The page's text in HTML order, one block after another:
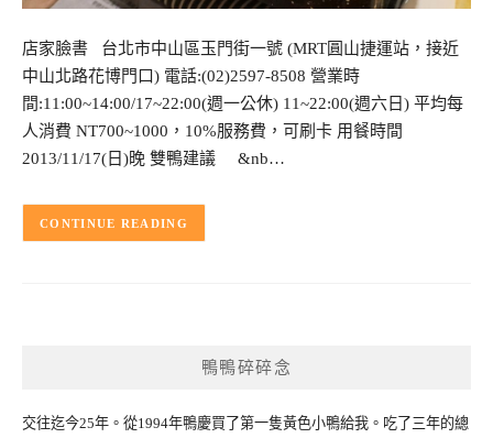
店家臉書 台北市中山區玉門街一號 (MRT圓山捷運站，接近
中山北路花博門口) 電話:(02)2597-8508 營業時
間:11:00~14:00/17~22:00(週一公休) 11~22:00(週六日) 平均每
人消費 NT700~1000，10%服務費，可刷卡 用餐時間
2013/11/17(日)晚 雙鴨建議 &nb…
CONTINUE READING
鴨鴨碎碎念
交往迄今25年。從1994年鴨慶買了第一隻黃色小鴨給我。吃了三年的總